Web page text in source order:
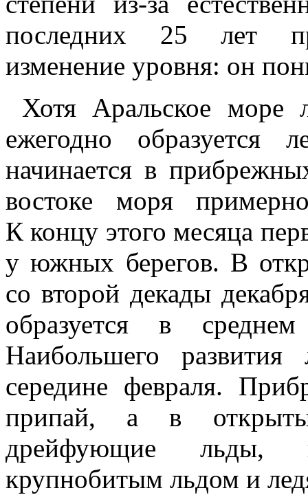
последних 25 лет
изменение уровня: он
Хотя Аральское
ежегодно образуется
начинается в
востоке моря
К концу этого месяца
у южных берегов. В
со второй декады
образуется в
Наибольшего
середине февраля.
припай, а в
дрейфующие льды,
крупнобитым льдом и